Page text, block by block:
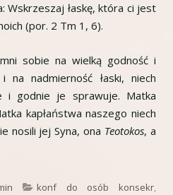
Wskrzeszaj łaskę, która ci jest
(por. 2 Tm 1, 6).
sobie na wielką godność i
na nadmierność łaski, niech
i godnie je sprawuje. Matka
kapłaństwa naszego niech
nosili jej Syna, ona Teotokos, a
Kategorie
konf do osób konsekr,